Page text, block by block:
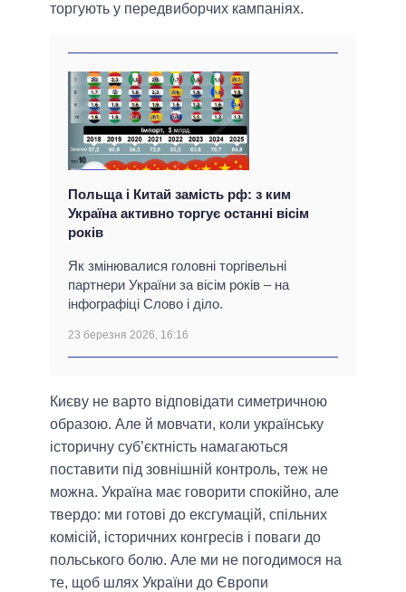
торгують у передвиборчих кампаніях.
Польща і Китай замість рф: з ким
Україна активно торгує останні вісім
років
Як змінювалися головні торгівельні
партнери України за вісім років – на
інфографіці Слово і діло.
23 березня 2026, 16:16
Києву не варто відповідати симетричною
образою. Але й мовчати, коли українську
історичну суб’єктність намагаються
поставити під зовнішній контроль, теж не
можна. Україна має говорити спокійно, але
твердо: ми готові до ексгумацій, спільних
комісій, історичних конгресів і поваги до
польського болю. Але ми не погодимося на
те, щоб шлях України до Європи